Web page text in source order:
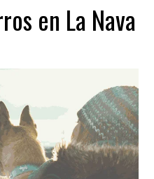
en La Nava